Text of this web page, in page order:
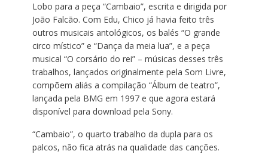
Lobo para a peça “Cambaio”, escrita e dirigida por
João Falcão. Com Edu, Chico já havia feito três
outros musicais antológicos, os balés “O grande
circo místico” e “Dança da meia lua”, e a peça
musical “O corsário do rei” – músicas desses três
trabalhos, lançados originalmente pela Som Livre,
compõem aliás a compilação “Álbum de teatro”,
lançada pela BMG em 1997 e que agora estará
disponível para download pela Sony.
“Cambaio”, o quarto trabalho da dupla para os
palcos, não fica atrás na qualidade das canções.